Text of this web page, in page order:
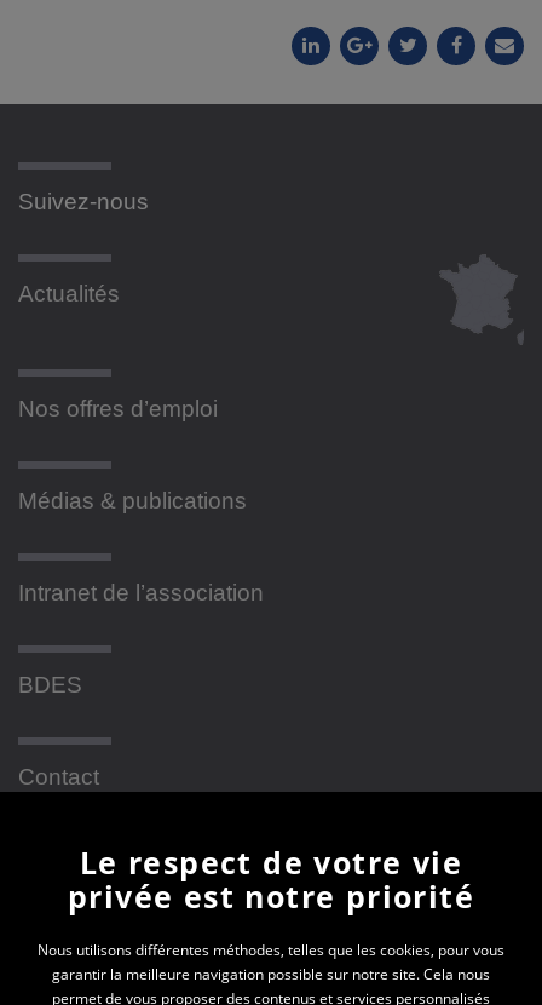
Suivez-nous
Actualités
Nos offres d’emploi
Médias & publications
Intranet de l’association
BDES
Contact
Newsletter
En vous inscrivant à la newsletter, vous recevrez
toutes les actualités des PEP 69
Le respect de votre vie
privée est notre priorité
Nous utilisons différentes méthodes, telles que les cookies, pour vous
garantir la meilleure navigation possible sur notre site. Cela nous
permet de vous proposer des contenus et services personnalisés